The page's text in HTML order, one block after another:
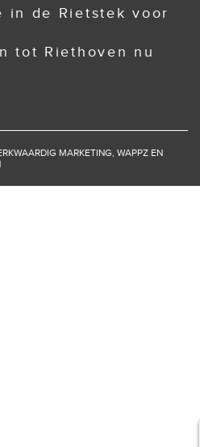
in de Rietstek voor
tot Riethoven nu
MARKETING, WAPPZ EN